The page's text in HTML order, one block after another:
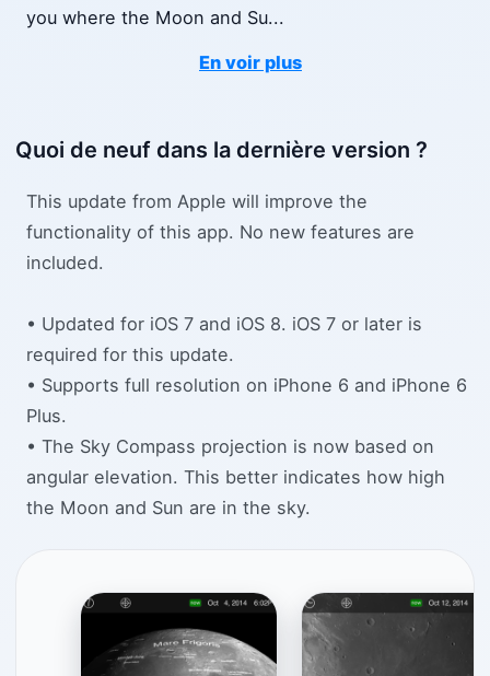
you where the Moon and Su...
En voir plus
Quoi de neuf dans la dernière version ?
This update from Apple will improve the
functionality of this app. No new features are
included.
• Updated for iOS 7 and iOS 8. iOS 7 or later is
required for this update.
• Supports full resolution on iPhone 6 and iPhone 6
Plus.
• The Sky Compass projection is now based on
angular elevation. This better indicates how high
the Moon and Sun are in the sky.